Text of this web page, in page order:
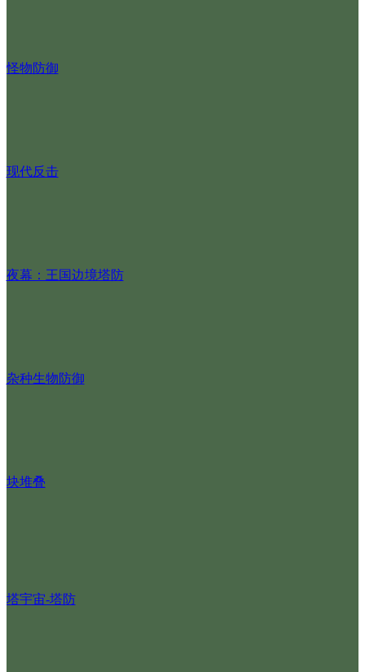
怪物防御
现代反击
夜幕：王国边境塔防
杂种生物防御
块堆叠
塔宇宙-塔防